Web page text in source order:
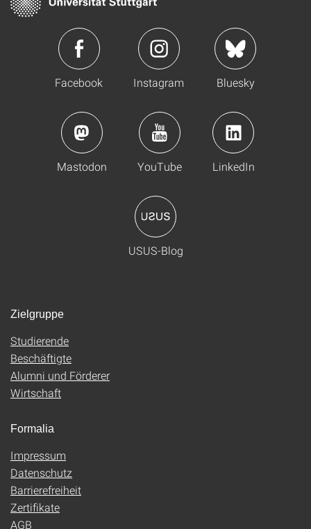
Facebook Instagram Bluesky
Mastodon YouTube LinkedIn
USUS-Blog
Zielgruppe
Studierende
Beschäftigte
Alumni und Förderer
Wirtschaft
Formalia
Impressum
Datenschutz
Barrierefreiheit
Zertifikate
AGB